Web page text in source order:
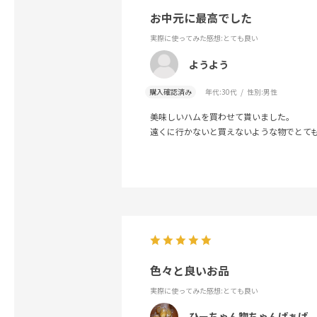
お中元に最高でした
実際に使ってみた感想:とても良い
ようよう
購入確認済み 年代:30代 性別:男性
美味しいハムを買わせて貰いました。
遠くに行かないと買えないような物でとて
色々と良いお品
実際に使ってみた感想:とても良い